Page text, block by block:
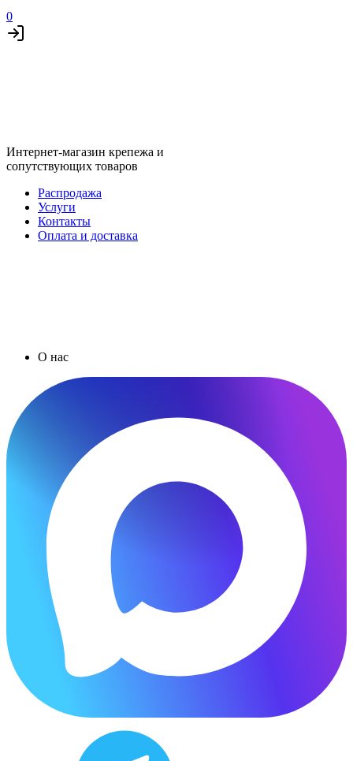
0
Интернет-магазин крепежа и
сопутствующих товаров
Распродажа
Услуги
Контакты
Оплата и доставка
О нас